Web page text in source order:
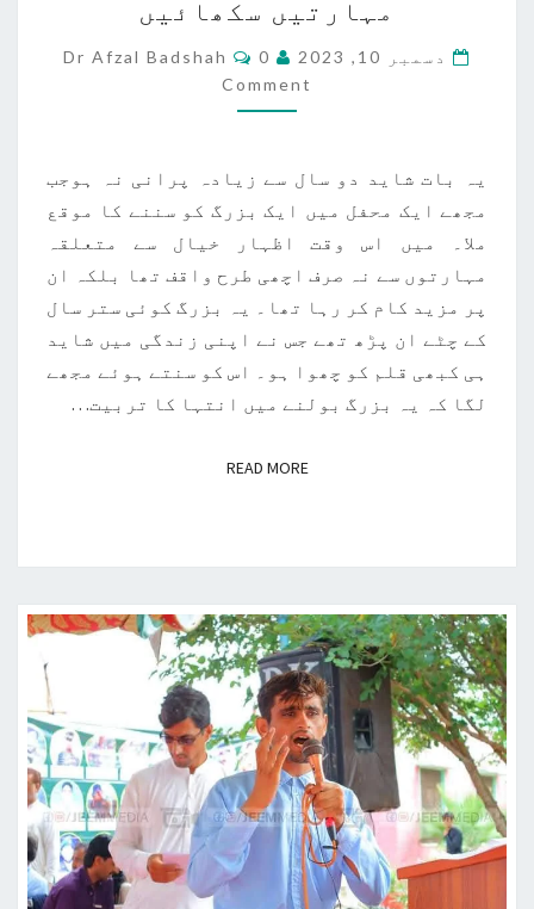
اظہار
خیال
کی
مہارتیں
مہارتیں سکھائیں
دسمبر 10, 2023 Dr Afzal Badshah
Comments 0
Comment
یہ بات شاید دو سال سے زیادہ پرانی نہ ہوجب
مجھے ایک محفل میں ایک بزرگ کو سننے کا موقع
ملا۔ میں اس وقت اظہار خیال سے متعلقہ
مہارتوں سے نہ صرف اچھی طرح واقف تھا بلکہ ان
پر مزید کام کر رہا تھا۔ یہ بزرگ کوئی ستر سال
کے چٹے ان پڑھ تھے جس نے اپنی زندگی میں شاید
ہی کبھی قلم کو چھوا ہو۔ اس کو سنتے ہوئے مجھے
لگا کہ یہ بزرگ بولنے میں انتہا کا تربیت…
READ MORE
READ MORE